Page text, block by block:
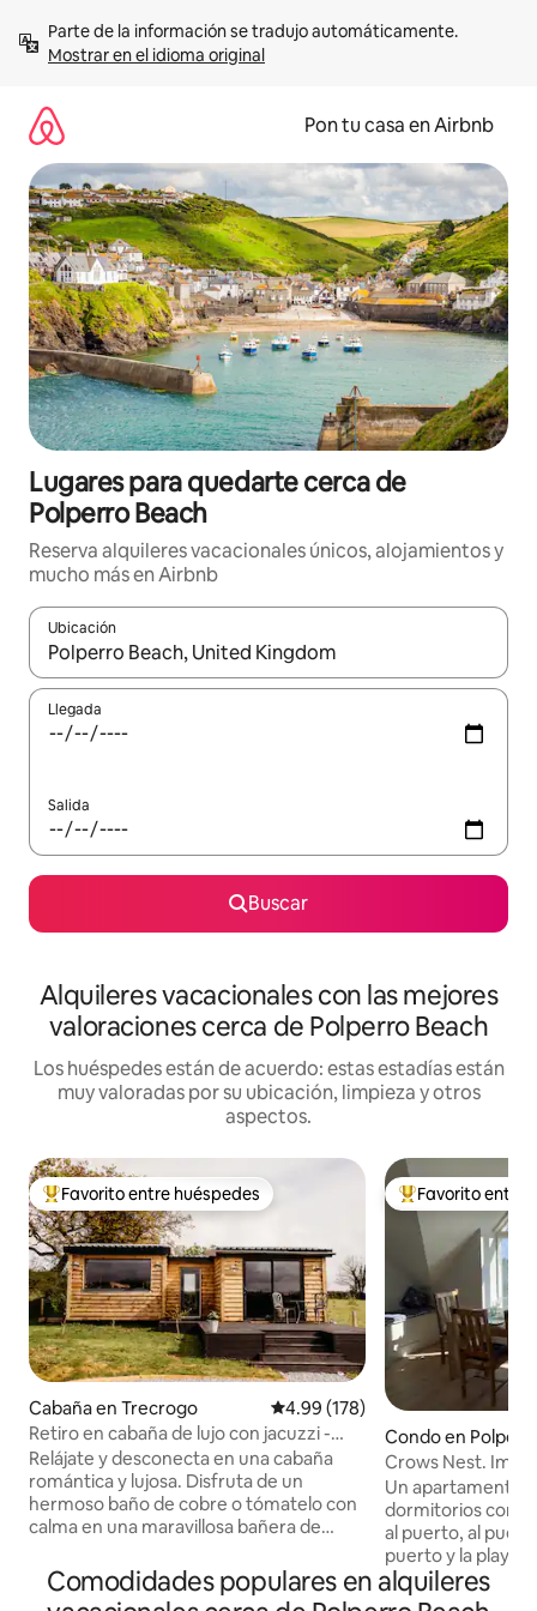
contenidoMostrar en el idioma original
Pon tu casa en Airbnb
Lugares para quedarte cerca de
Polperro Beach
Reserva alquileres vacacionales únicos, alojamientos y
mucho más en Airbnb
Ubicación
Cuando los resultados estén disponibles, navega con las
Llegada
Salida
Buscar
Alquileres vacacionales con las mejores
valoraciones cerca de Polperro Beach
Los huéspedes están de acuerdo: estas estadías están
muy valoradas por su ubicación, limpieza y otros
aspectos.
Favorito entre huéspedes preferido
Favorito entre huéspedes
Cabaña en Trecrogo Calificación promedio: 4.99 de
4.99 (178)
Retiro en cabaña de lujo con jacuzzi -
Willow
Relájate y desconecta en una cabaña
romántica y lujosa. Disfruta de un
hermoso baño de cobre o tómatelo con
calma en una maravillosa bañera de
contemplas el impresionante campo o
las estrellas. Se proporcionan caja de
Favorito entre
Favorito entre
Condo en
Crows Nest.
apartamento en
Un apartamento
dormitorios con
al puerto, al
puerto y la playa
pie, pero cuesta
Nest. Una
Comodidades populares en alquileres